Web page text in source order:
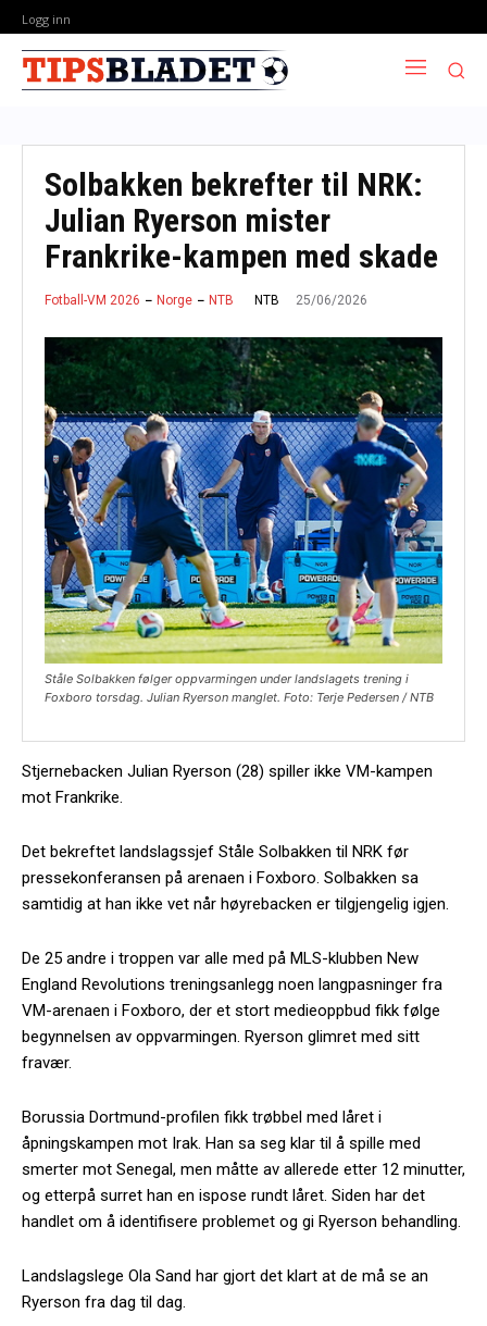
Logg inn
Solbakken bekrefter til NRK:
Julian Ryerson mister
Frankrike-kampen med skade
Fotball-VM 2026 Norge NTB NTB 25/06/2026
Ståle Solbakken følger oppvarmingen under landslagets trening i
Foxboro torsdag. Julian Ryerson manglet. Foto: Terje Pedersen / NTB
Stjernebacken Julian Ryerson (28) spiller ikke VM-kampen
mot Frankrike.
Det bekreftet landslagssjef Ståle Solbakken til NRK før
pressekonferansen på arenaen i Foxboro. Solbakken sa
samtidig at han ikke vet når høyrebacken er tilgjengelig igjen.
De 25 andre i troppen var alle med på MLS-klubben New
England Revolutions treningsanlegg noen langpasninger fra
VM-arenaen i Foxboro, der et stort medieoppbud fikk følge
begynnelsen av oppvarmingen. Ryerson glimret med sitt
fravær.
Borussia Dortmund-profilen fikk trøbbel med låret i
åpningskampen mot Irak. Han sa seg klar til å spille med
smerter mot Senegal, men måtte av allerede etter 12 minutter,
og etterpå surret han en ispose rundt låret. Siden har det
handlet om å identifisere problemet og gi Ryerson behandling.
Landslagslege Ola Sand har gjort det klart at de må se an
Ryerson fra dag til dag.